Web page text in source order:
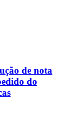
de nota
do